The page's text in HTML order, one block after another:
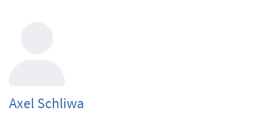
Axel Schliwa